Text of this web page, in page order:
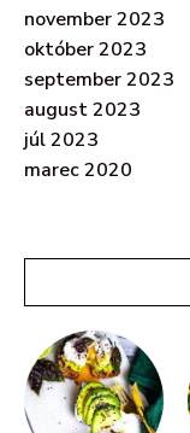
november 2023
október 2023
september 2023
august 2023
júl 2023
marec 2020